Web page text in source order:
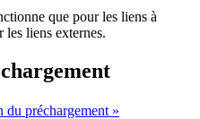
que pour les liens à
les liens externes.
préchargement »